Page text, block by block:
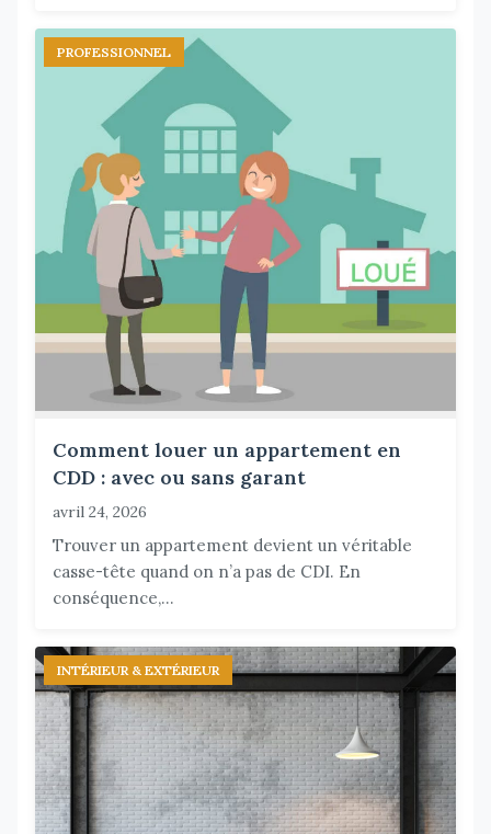
PROFESSIONNEL
Comment louer un appartement en
CDD : avec ou sans garant
avril 24, 2026
Trouver un appartement devient un véritable
casse-tête quand on n’a pas de CDI. En
conséquence,...
INTÉRIEUR & EXTÉRIEUR